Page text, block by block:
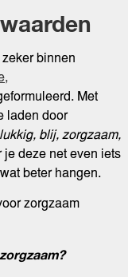
binnen
Met
laden door
blij, zorgzaam,
deze net even iets
beter hangen.
zorgzaam